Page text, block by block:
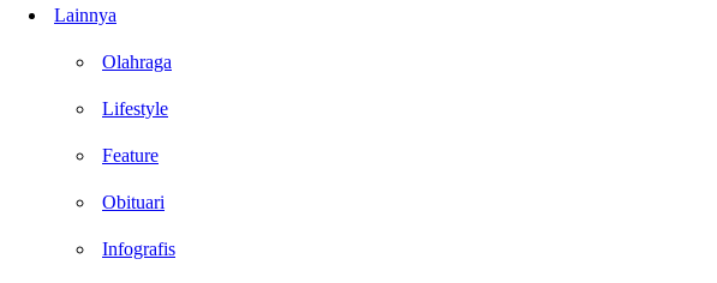
Lainnya
Olahraga
Lifestyle
Feature
Obituari
Infografis